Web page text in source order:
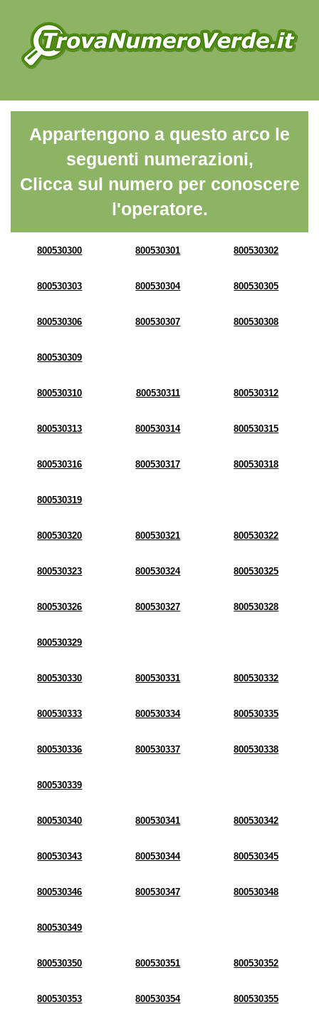
Appartengono a questo arco le
seguenti numerazioni,
Clicca sul numero per conoscere
l'operatore.
800530300 800530301 800530302
800530303 800530304 800530305
800530306 800530307 800530308
800530309
800530310 800530311 800530312
800530313 800530314 800530315
800530316 800530317 800530318
800530319
800530320 800530321 800530322
800530323 800530324 800530325
800530326 800530327 800530328
800530329
800530330 800530331 800530332
800530333 800530334 800530335
800530336 800530337 800530338
800530339
800530340 800530341 800530342
800530343 800530344 800530345
800530346 800530347 800530348
800530349
800530350 800530351 800530352
800530353 800530354 800530355